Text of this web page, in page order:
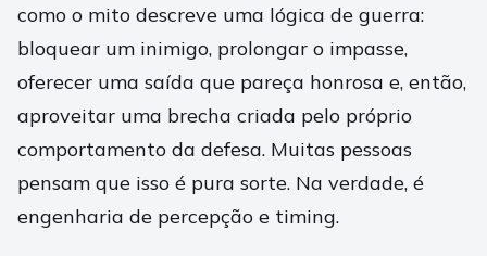
como o mito descreve uma lógica de guerra:
bloquear um inimigo, prolongar o impasse,
oferecer uma saída que pareça honrosa e, então,
aproveitar uma brecha criada pelo próprio
comportamento da defesa. Muitas pessoas
pensam que isso é pura sorte. Na verdade, é
engenharia de percepção e timing.